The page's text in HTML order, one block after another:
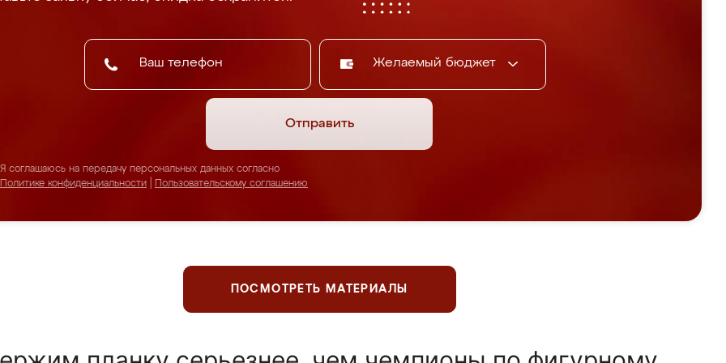
Желаемый бюджет
Отправить
Я соглашаюсь на передачу персональных данных согласно
Политике конфиденциальности
Пользовательскому соглашению
ПОСМОТРЕТЬ МАТЕРИАЛЫ